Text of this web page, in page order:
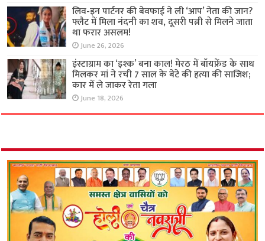
लिव-इन पार्टनर की बेवफाई ने ली ‘आप’ नेता की जान?
फ्लैट में मिला नंदनी का शव, दूसरी पत्नी से मिलने जाता
था फरार असलम!
June 26, 2026
इंस्टाग्राम का ‘इश्क’ बना काल! मेरठ में बॉयफ्रेंड के साथ
मिलकर मां ने रची 7 साल के बेटे की हत्या की साजिश;
कार में ले जाकर रेता गला
June 18, 2026